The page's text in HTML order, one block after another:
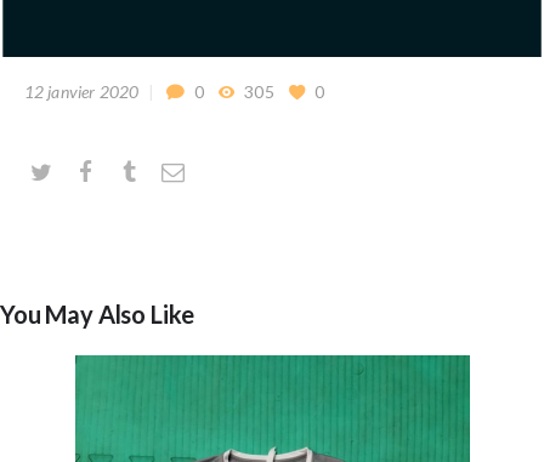
12 janvier 2020 0 305 0
You May Also Like